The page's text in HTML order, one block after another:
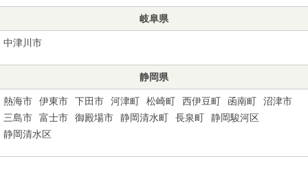
岐阜県
中津川市
静岡県
熱海市 伊東市 下田市 河津町 松崎町 西伊豆町 函南町
沼津市
三島市
富士市 御殿場市 静岡清水町 長泉町
静岡駿河区
静岡清水区